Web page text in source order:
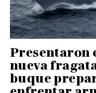
Presentaron
nueva
buque